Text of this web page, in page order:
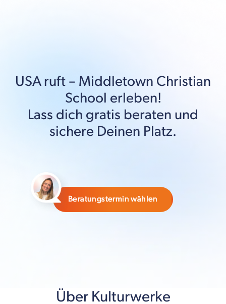
USAruft – Middletown Christian
School erleben!
Lass dich gratis beraten und
sichere Deinen Platz.
Beratungstermin wählen
Über Kulturwerke